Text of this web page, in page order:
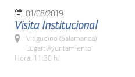
01/08/2019
Visita Institucional
Vitigudino (Salamanca)
Lugar: Ayuntamiento
Hora: 11:30 h.